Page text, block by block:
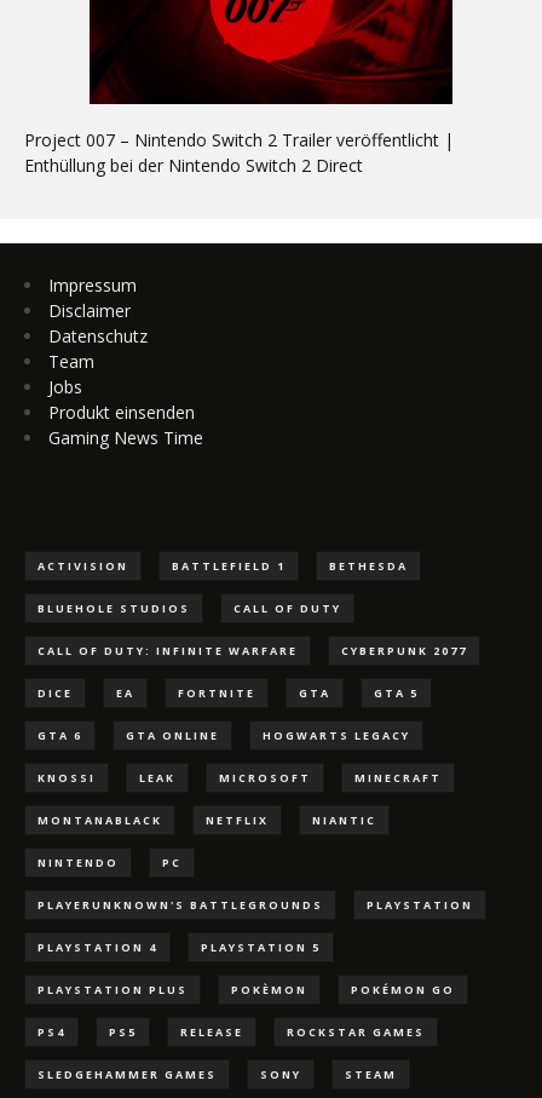
Project 007 – Nintendo Switch 2 Trailer veröffentlicht |
Enthüllung bei der Nintendo Switch 2 Direct
Impressum
Disclaimer
Datenschutz
Team
Jobs
Produkt einsenden
Gaming News Time
ACTIVISION BATTLEFIELD 1 BETHESDA
BLUEHOLE STUDIOS CALL OF DUTY
CALL OF DUTY: INFINITE WARFARE CYBERPUNK 2077
DICE EA FORTNITE GTA GTA 5
GTA 6 GTA ONLINE HOGWARTS LEGACY
KNOSSI LEAK MICROSOFT MINECRAFT
MONTANABLACK NETFLIX NIANTIC
NINTENDO PC
PLAYERUNKNOWN'S BATTLEGROUNDS PLAYSTATION
PLAYSTATION 4 PLAYSTATION 5
PLAYSTATION PLUS POKÈMON POKÉMON GO
PS4 PS5 RELEASE ROCKSTAR GAMES
SLEDGEHAMMER GAMES SONY STEAM